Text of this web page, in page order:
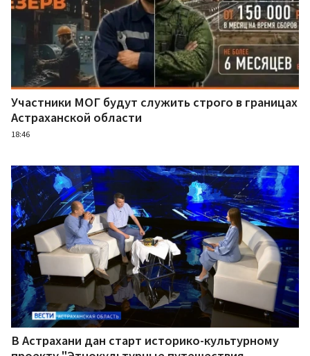
Участники МОГ будут служить строго в границах
Астраханской области
18:46
В Астрахани дан старт историко-культурному